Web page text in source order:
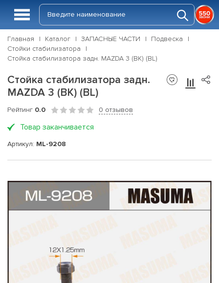
Главная Каталог ЗАПАСНЫЕ ЧАСТИ
Подвеска
Стойки стабилизатора
Стойка стабилизатора задн. MAZDA 3 (BK) (BL)
Стойка стабилизатора задн.
MAZDA 3 (BK) (BL)
Рейтинг 0.0 0 отзывов
Товар заканчивается
Артикул: ML-9208